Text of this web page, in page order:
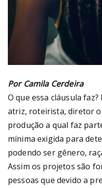
Por Camila Cerdeira
O que essa cláusula
atriz, roteirista, diretor
produção a qual faz
mínima exigida para
podendo ser gênero,
Assim os projetos são
pessoas que devido a